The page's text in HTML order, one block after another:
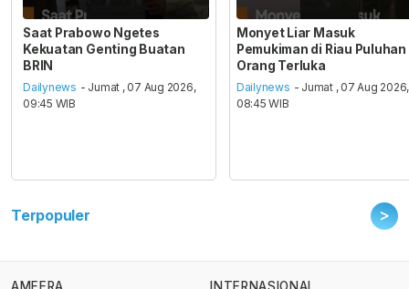
Saat Prabowo Ngetes
Kekuatan Genting Buatan
BRIN
Dailynews - Jumat , 07 Aug 2026,
09:45 WIB
Monyet Liar Masuk
Pemukiman di Riau Puluhan
Orang Terluka
Dailynews - Jumat , 07 Aug 2026,
08:45 WIB
Terpopuler >